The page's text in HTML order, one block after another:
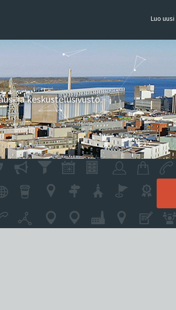
Luo
ja keskustelusivusto.